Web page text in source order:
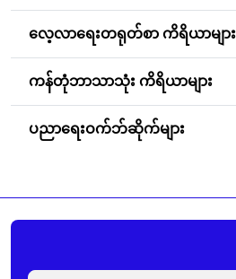
လေ့လာရေးတရုတ်စာ ကိရိယာများ
ကန်တုံဘာသာသုံး ကိရိယာများ
ပညာရေးဝက်ဘ်ဆိုက်များ